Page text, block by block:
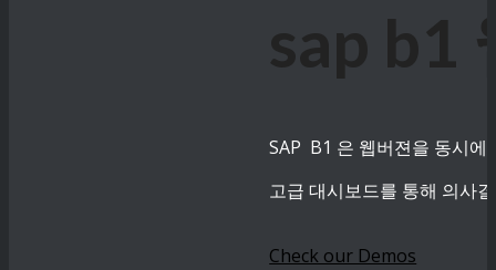
sap b1
SAP B1 은 웹버젼을 동시에
고급 대시보드를 통해 의사
Check our Demos